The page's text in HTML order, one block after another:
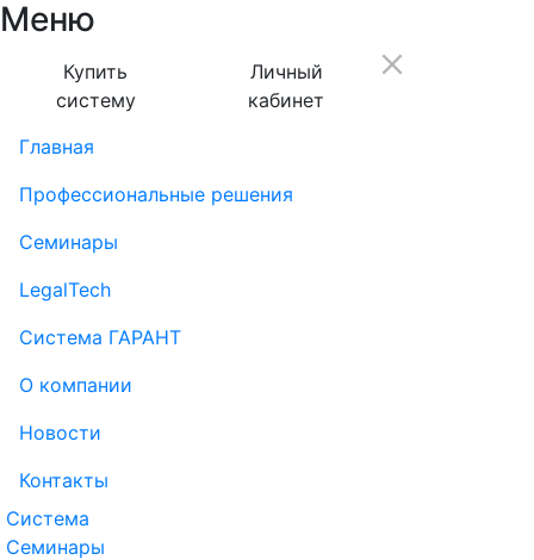
Меню
Купить
систему
Личный
кабинет
Главная
Профессиональные решения
Семинары
LegalTech
Система ГАРАНТ
О компании
Новости
Контакты
Система
Семинары